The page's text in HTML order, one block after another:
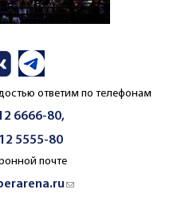
ответим по телефонам
6666-80,
5555-80
почте
(link sends e-mail)